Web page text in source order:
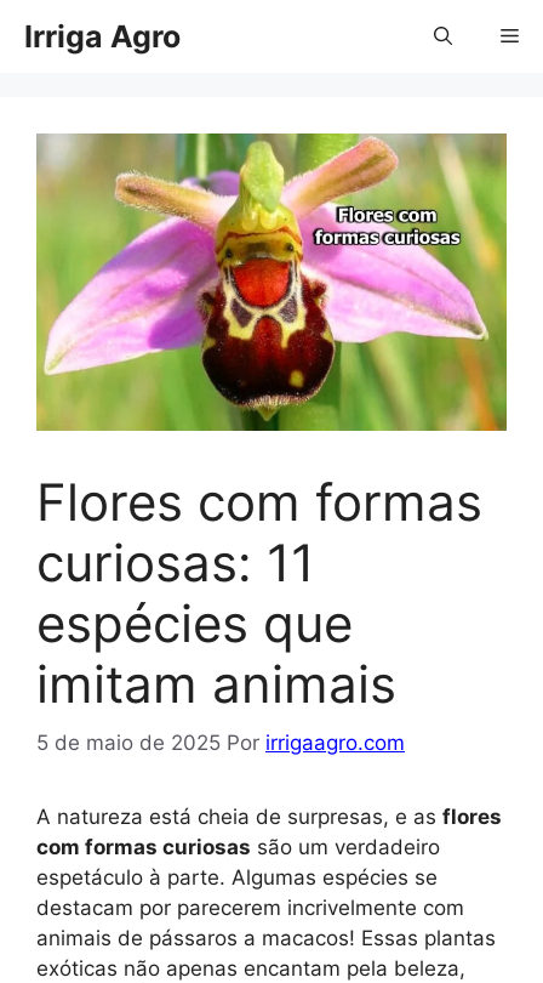
paraIrriga Agro
Flores com formas
curiosas: 11
espécies que
imitam animais
5 de maio de 2025 Por irrigaagro.com
A natureza está cheia de surpresas, e as flores
com formas curiosas são um verdadeiro
espetáculo à parte. Algumas espécies se
destacam por parecerem incrivelmente com
animais de pássaros a macacos! Essas plantas
exóticas não apenas encantam pela beleza,